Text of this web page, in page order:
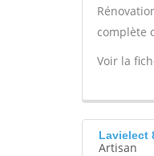
complète
Voir la
Lavielect
Artisan